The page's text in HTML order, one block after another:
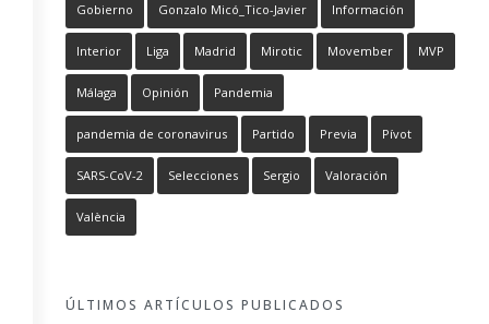
Gobierno Gonzalo Micó_Tico-Javier Información
Interior Liga Madrid Mirotic Movember MVP
Málaga Opinión Pandemia
pandemia de coronavirus Partido Previa Pívot
SARS-CoV-2 Selecciones Sergio Valoración
València
ÚLTIMOS ARTÍCULOS PUBLICADOS